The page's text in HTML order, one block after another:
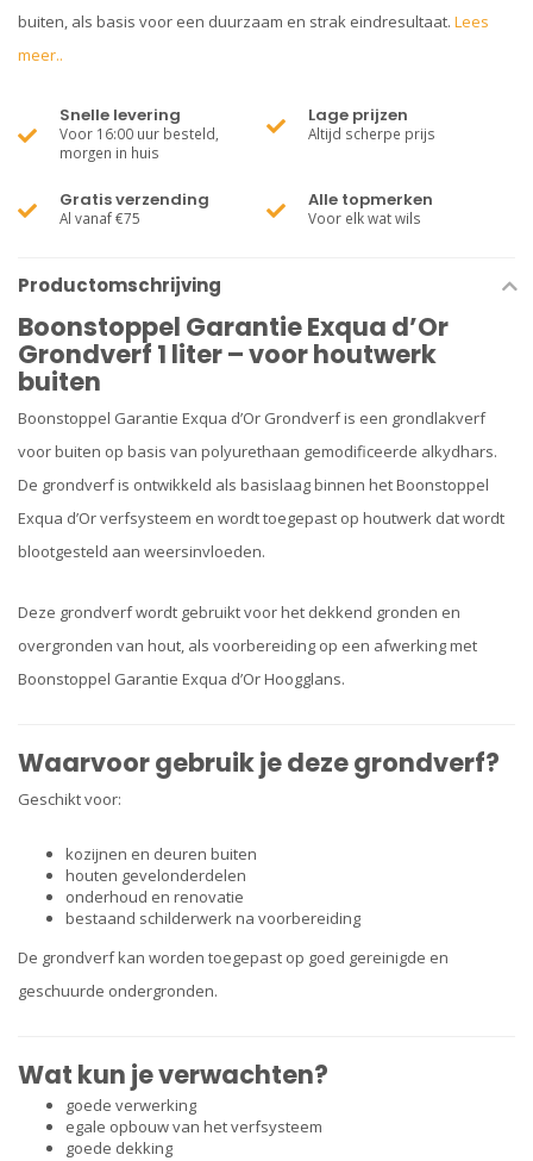
buiten, als basis voor een duurzaam en strak eindresultaat. Lees
meer..
Snelle levering
Voor 16:00 uur besteld,
morgen in huis
Lage prijzen
Altijd scherpe prijs
Gratis verzending
Al vanaf €75
Alle topmerken
Voor elk wat wils
Productomschrijving
Boonstoppel Garantie Exqua d’Or
Grondverf 1 liter – voor houtwerk
buiten
Boonstoppel Garantie Exqua d’Or Grondverf is een grondlakverf
voor buiten op basis van polyurethaan gemodificeerde alkydhars.
De grondverf is ontwikkeld als basislaag binnen het Boonstoppel
Exqua d’Or verfsysteem en wordt toegepast op houtwerk dat wordt
blootgesteld aan weersinvloeden.
Deze grondverf wordt gebruikt voor het dekkend gronden en
overgronden van hout, als voorbereiding op een afwerking met
Boonstoppel Garantie Exqua d’Or Hoogglans.
Waarvoor gebruik je deze grondverf?
Geschikt voor:
kozijnen en deuren buiten
houten gevelonderdelen
onderhoud en renovatie
bestaand schilderwerk na voorbereiding
De grondverf kan worden toegepast op goed gereinigde en
geschuurde ondergronden.
Wat kun je verwachten?
goede verwerking
egale opbouw van het verfsysteem
goede dekking